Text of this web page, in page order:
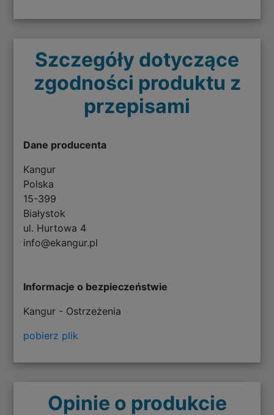
Szczegóły dotyczące
zgodności produktu z
przepisami
Dane producenta
Kangur
Polska
15-399
Białystok
ul. Hurtowa 4
info@ekangur.pl
Informacje o bezpieczeństwie
Kangur - Ostrzeżenia
pobierz plik
Opinie o produkcie